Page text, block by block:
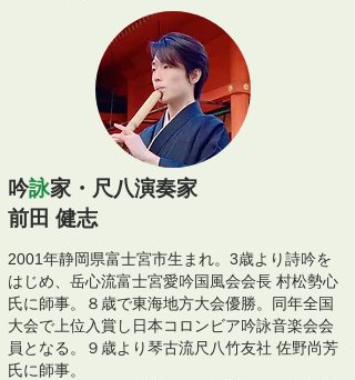
吟詠家・尺八演奏家
前田 健志
2001年静岡県富士宮市生まれ。3歳より詩吟を
はじめ、岳心流富士宮愛吟国風会会長 村松勢心
氏に師事。８歳で東海地方大会優勝。同年全国
大会で上位入賞し日本コロンビア吟詠音楽会会
員となる。９歳より琴古流尺八竹友社 佐野尚芳
氏に師事。